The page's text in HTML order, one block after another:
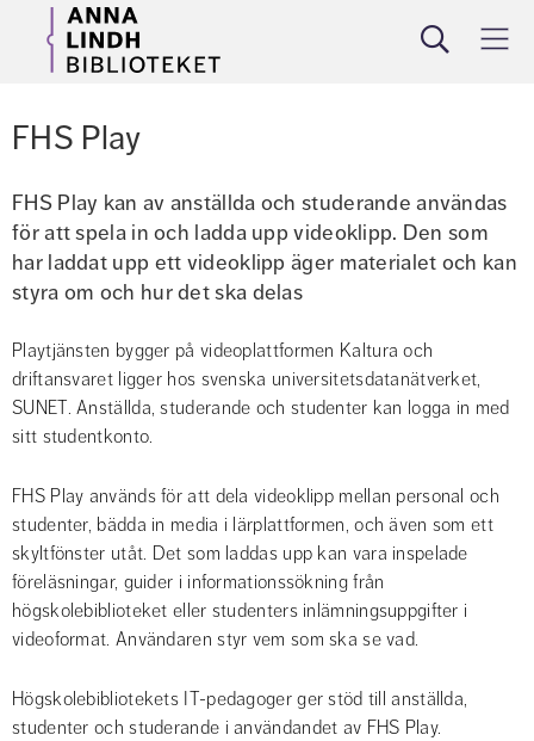
Sök Meny
FHS Play
FHS Play kan av anställda och studerande användas
för att spela in och ladda upp videoklipp. Den som
har laddat upp ett videoklipp äger materialet och kan
styra om och hur det ska delas
Playtjänsten bygger på videoplattformen Kaltura och
driftansvaret ligger hos svenska universitetsdatanätverket,
SUNET. Anställda, studerande och studenter kan logga in med
sitt studentkonto.
FHS Play används för att dela videoklipp mellan personal och
studenter, bädda in media i lärplattformen, och även som ett
skyltfönster utåt. Det som laddas upp kan vara inspelade
föreläsningar, guider i informationssökning från
högskolebiblioteket eller studenters inlämningsuppgifter i
videoformat. Användaren styr vem som ska se vad.
Högskolebibliotekets IT-pedagoger ger stöd till anställda,
studenter och studerande i användandet av FHS Play.